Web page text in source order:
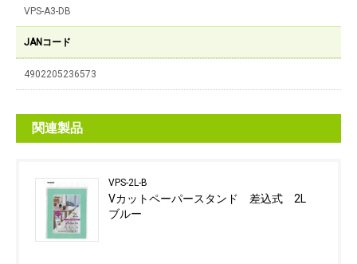
VPS-A3-DB
JANコード
4902205236573
関連製品
VPS-2L-B
Vカットペーパースタンド 差込式 2L
ブルー